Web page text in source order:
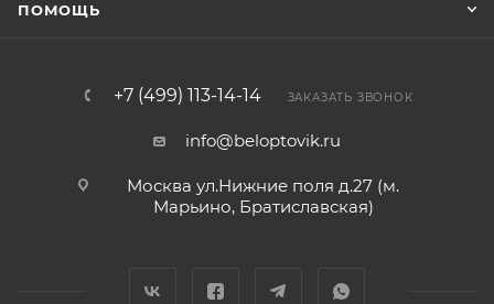
ПОМОЩЬ
+7 (499) 113-14-14 ЗАКАЗАТЬ ЗВОНОК
info@beloptovik.ru
Москва ул.Нижние поля д.27 (м.
Марьино, Братиславская)